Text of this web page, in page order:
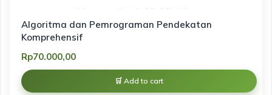
Algoritma dan Pemrograman Pendekatan
Komprehensif
Rp70.000,00
Add to cart